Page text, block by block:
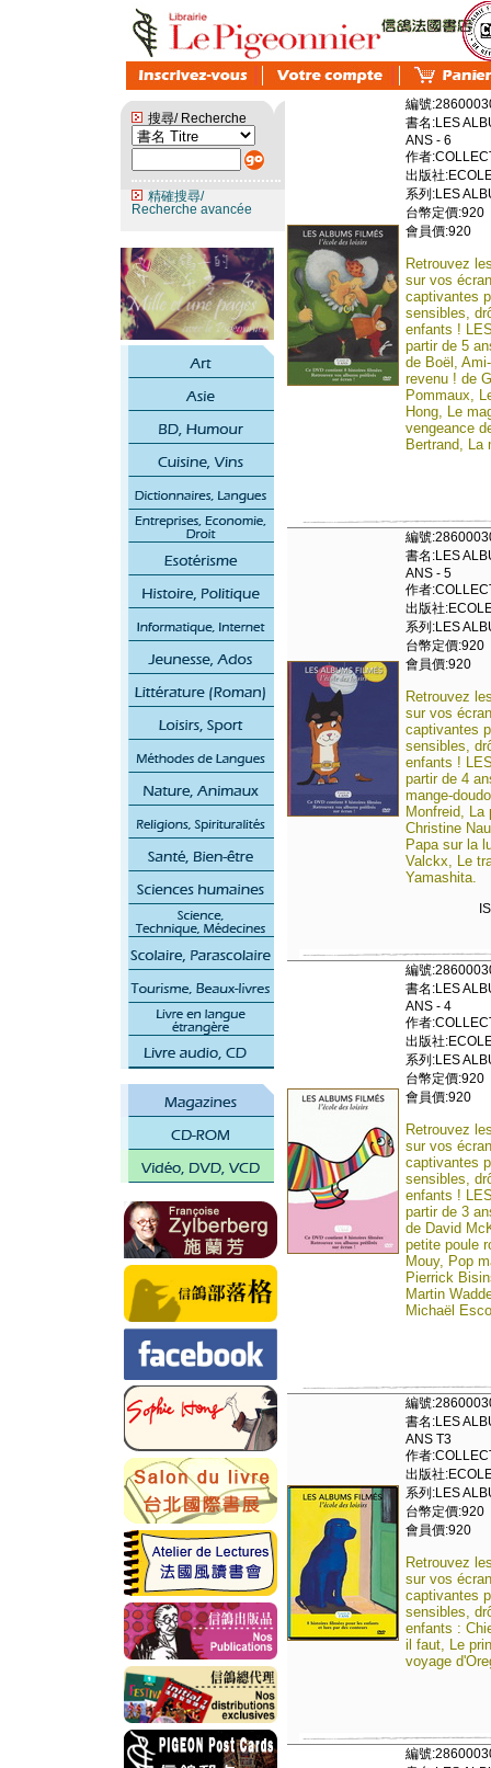
搜尋/ Recherche
精確搜尋/
Recherche avancée
編號
書名:LES
ANS - 6
作者
出版社
系列:LES
台幣定價:920
會員價:920
Retrouvez
sur vos
captivantes
sensibles,
enfants !
partir de 5
de Boël,
revenu ! de
Pommaux,
Hong, Le
vengeance
Bertrand, La
編號
書名:LES
ANS - 5
作者
出版社
系列:LES
台幣定價:920
會員價:920
Retrouvez
sur vos
captivantes
sensibles,
enfants !
partir de 4
mange-
Monfreid, La
Christine
Papa sur la
Valckx, Le
Yamashita.
編號
書名:LES
ANS - 4
作者
出版社
系列:LES
台幣定價:920
會員價:920
Retrouvez
sur vos
captivantes
sensibles,
enfants !
partir de 3
de David
petite poule
Mouy, Pop
Pierrick
Martin
Michaël
編號
書名:LES
ANS T3
作者
出版社
系列:LES
台幣定價:920
會員價:920
Retrouvez
sur vos
captivantes
sensibles,
enfants :
il faut, Le
voyage
編號